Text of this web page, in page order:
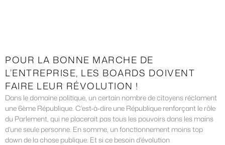
POUR LA BONNE MARCHE DE
L’ENTREPRISE, LES BOARDS DOIVENT
FAIRE LEUR RÉVOLUTION !
Dans le domaine politique, un certain nombre de citoyens réclament
une 6ème République. C’est-à-dire une République renforçant le rôle
du Parlement, qui ne placerait pas tous les pouvoirs dans les mains
d’une seule personne. En somme, un fonctionnement moins top
down de la chose publique. Et si ce besoin d’évolution